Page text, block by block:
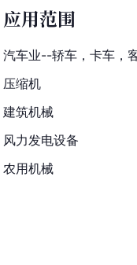
应用范围
汽车业--轿车，卡车，
压缩机
建筑机械
风力发电设备
农用机械